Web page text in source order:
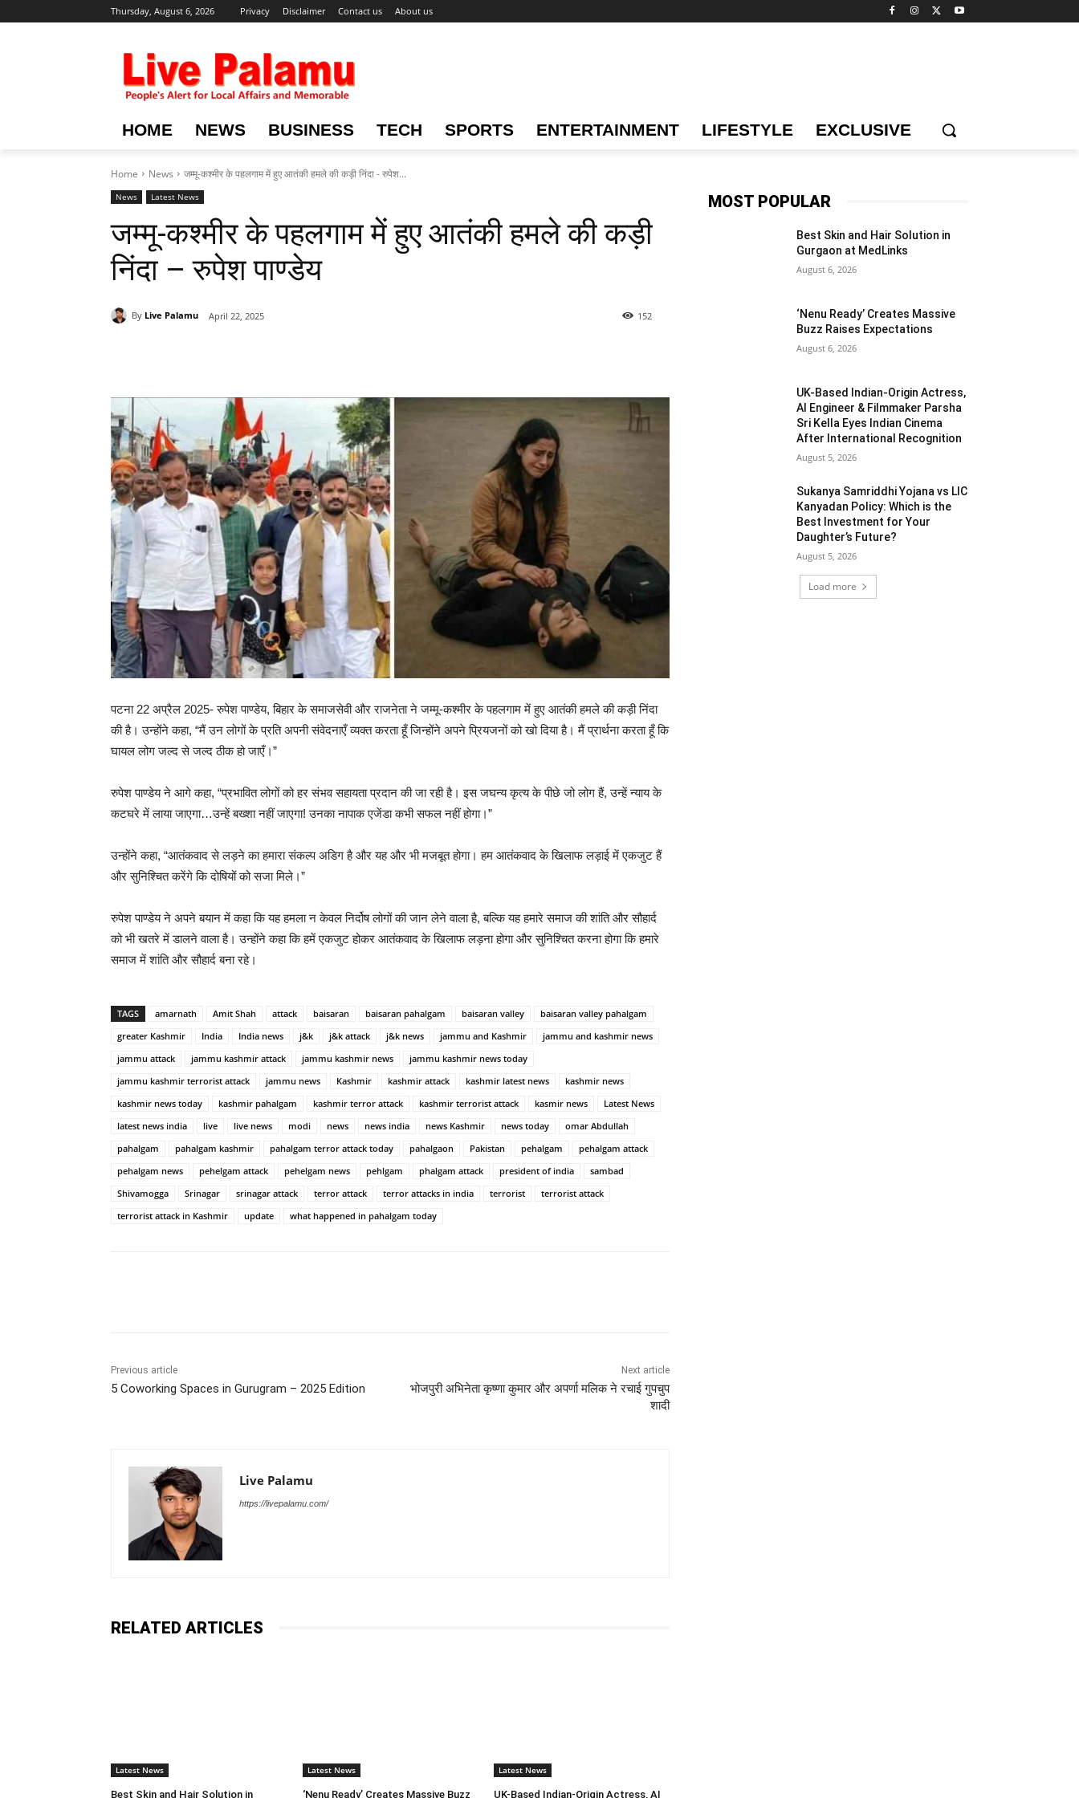
Thursday, August 6, 2026 Privacy Disclaimer Contact us About us
HOME NEWS BUSINESS TECH SPORTS ENTERTAINMENT LIFESTYLE EXCLUSIVE
Home News जम्मू-कश्मीर के पहलगाम में हुए आतंकी हमले की कड़ी निंदा - रुपेश...
News Latest News
जम्मू-कश्मीर के पहलगाम में हुए आतंकी हमले की कड़ी
निंदा – रुपेश पाण्डेय
By Live Palamu April 22, 2025 152
पटना 22 अप्रैल 2025- रुपेश पाण्डेय, बिहार के समाजसेवी और राजनेता ने जम्मू-कश्मीर के पहलगाम में हुए आतंकी हमले की कड़ी निंदा
की है। उन्होंने कहा, “मैं उन लोगों के प्रति अपनी संवेदनाएँ व्यक्त करता हूँ जिन्होंने अपने प्रियजनों को खो दिया है। मैं प्रार्थना करता हूँ कि
घायल लोग जल्द से जल्द ठीक हो जाएँ।”
रुपेश पाण्डेय ने आगे कहा, “प्रभावित लोगों को हर संभव सहायता प्रदान की जा रही है। इस जघन्य कृत्य के पीछे जो लोग हैं, उन्हें न्याय के
कटघरे में लाया जाएगा…उन्हें बख्शा नहीं जाएगा! उनका नापाक एजेंडा कभी सफल नहीं होगा।”
उन्होंने कहा, “आतंकवाद से लड़ने का हमारा संकल्प अडिग है और यह और भी मजबूत होगा। हम आतंकवाद के खिलाफ लड़ाई में एकजुट हैं
और सुनिश्चित करेंगे कि दोषियों को सजा मिले।”
रुपेश पाण्डेय ने अपने बयान में कहा कि यह हमला न केवल निर्दोष लोगों की जान लेने वाला है, बल्कि यह हमारे समाज की शांति और सौहार्द
को भी खतरे में डालने वाला है। उन्होंने कहा कि हमें एकजुट होकर आतंकवाद के खिलाफ लड़ना होगा और सुनिश्चित करना होगा कि हमारे
समाज में शांति और सौहार्द बना रहे।
TAGS amarnath Amit Shah attack baisaran baisaran pahalgam baisaran valley
baisaran valley pahalgam
greater Kashmir
India India news j&k j&k attack j&k news jammu and Kashmir
jammu and kashmir news
jammu attack
jammu kashmir attack jammu kashmir news
jammu kashmir news today
jammu kashmir terrorist attack
jammu news Kashmir kashmir attack kashmir latest news
kashmir news
kashmir news today
kashmir pahalgam kashmir terror attack kashmir terrorist attack kasmir news
Latest News
latest news india
live live news modi news news india news Kashmir news today
omar Abdullah
pahalgam
pahalgam kashmir pahalgam terror attack today pahalgaon Pakistan pehalgam
pehalgam attack
pehalgam news
pehelgam attack pehelgam news pehlgam phalgam attack president of india
sambad
Shivamogga
Srinagar srinagar attack terror attack terror attacks in india terrorist
terrorist attack
terrorist attack in Kashmir
update what happened in pahalgam today
Previous article
5 Coworking Spaces in Gurugram – 2025 Edition
Next article
भोजपुरी अभिनेता कृष्णा कुमार और अपर्णा मलिक ने रचाई गुपचुप
शादी
Live Palamu
https://livepalamu.com/
RELATED ARTICLES
Latest News
Best Skin and Hair Solution in
Latest News
‘Nenu Ready’ Creates Massive Buzz
Latest News
UK-Based Indian-Origin Actress, AI
MOST POPULAR
Best Skin and Hair Solution in
Gurgaon at MedLinks
August 6, 2026
‘Nenu Ready’ Creates Massive
Buzz Raises Expectations
August 6, 2026
UK-Based Indian-Origin Actress,
AI Engineer & Filmmaker Parsha
Sri Kella Eyes Indian Cinema
After International Recognition
August 5, 2026
Sukanya Samriddhi Yojana vs LIC
Kanyadan Policy: Which is the
Best Investment for Your
Daughter’s Future?
August 5, 2026
Load more